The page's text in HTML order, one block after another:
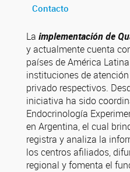
Contacto
La implementación de
y actualmente cuenta
países de América
instituciones de
privado respectivos.
iniciativa ha sido
Endocrinología
en Argentina, el cual
registra y analiza la
los centros afiliados,
regional y fomenta el